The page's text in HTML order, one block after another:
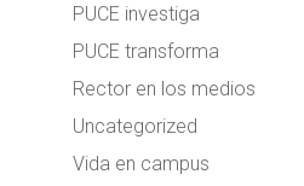
PUCE investiga
PUCE transforma
Rector en los medios
Uncategorized
Vida en campus